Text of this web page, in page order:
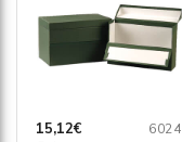
15,12€
6024